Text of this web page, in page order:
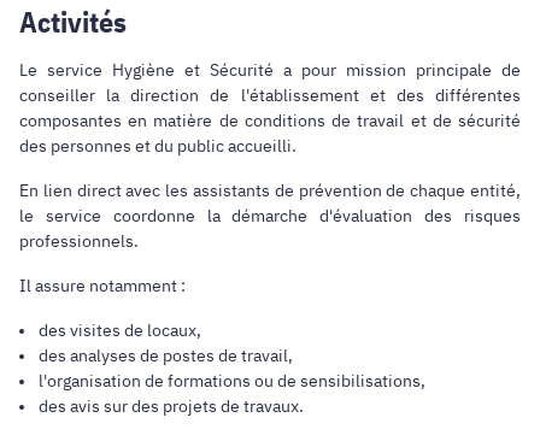
Activités
Le service Hygiène et Sécurité a pour mission principale de
conseiller la direction de l'établissement et des différentes
composantes en matière de conditions de travail et de sécurité
des personnes et du public accueilli.
En lien direct avec les assistants de prévention de chaque entité,
le service coordonne la démarche d'évaluation des risques
professionnels.
Il assure notamment :
des visites de locaux,
des analyses de postes de travail,
l'organisation de formations ou de sensibilisations,
des avis sur des projets de travaux.